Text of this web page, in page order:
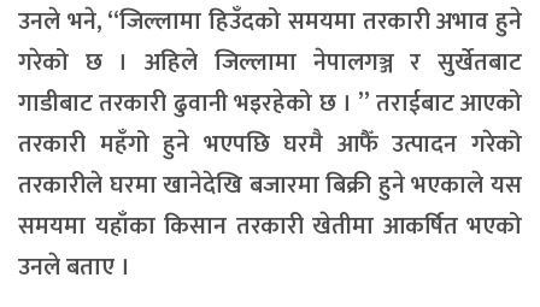
उनले भने, “जिल्लामा हिउँदको समयमा तरकारी अभाव हुने
गरेको छ । अहिले जिल्लामा नेपालगञ्ज र सुर्खेतबाट
गाडीबाट तरकारी ढुवानी भइरहेको छ । ” तराईबाट आएको
तरकारी महँगो हुने भएपछि घरमै आफैँ उत्पादन गरेको
तरकारीले घरमा खानेदेखि बजारमा बिक्री हुने भएकाले यस
समयमा यहाँका किसान तरकारी खेतीमा आकर्षित भएको
उनले बताए ।